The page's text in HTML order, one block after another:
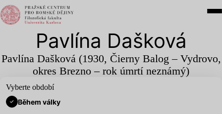
Pavlína Dašková
Pavlína Dašková (1930, Čierny Balog – Vydrovo,
okres Brezno – rok úmrtí neznámý)
Vyberte období
Během války